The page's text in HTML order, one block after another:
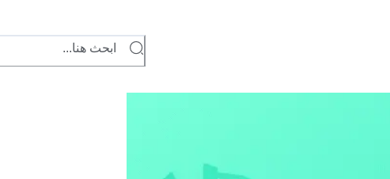
ابحث هنا...